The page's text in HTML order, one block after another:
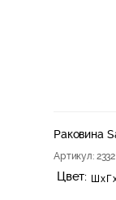
Раковина
Артикул: 2332
Цвет: